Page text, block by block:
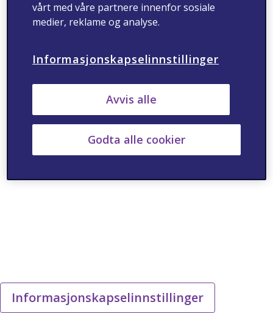
Informasjonskapselinnstillinger
vårt med våre partnere innenfor sosiale
medier, reklame og analyse.
Informasjonskapselinnstillinger
Avvis alle
Godta alle cookier